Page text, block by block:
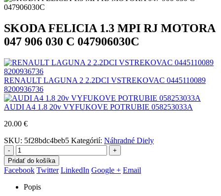
SKODA FELICIA 1.3 MPI RJ MOTORA
047 906 030 C 047906030C
RENAULT LAGUNA 2 2.2DCI VSTREKOVAC 0445110089
8200936736
AUDI A4 1.8 20v VYFUKOVE POTRUBIE 058253033A
20.00 €
SKU: 5f28bdc4beb5 Kategórií: Náhradné Diely
-
+
Pridať do košíka
Facebook Twitter LinkedIn Google + Email
Popis